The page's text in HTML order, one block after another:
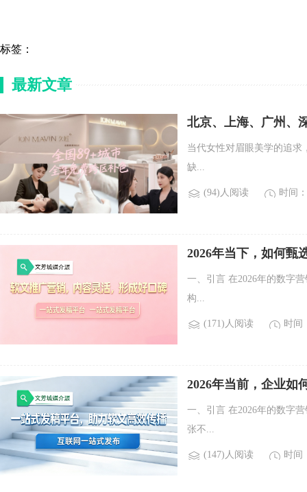
标签：
最新文章
北京、上海、广州、
当代女性对眉眼美学的追求
缺...
(94)人阅读 时间
2026年当下，如何甄
一、引言 在2026年的数字
构...
(171)人阅读 时间
2026年当前，企业如
一、引言 在2026年的数字
张不...
(147)人阅读 时间